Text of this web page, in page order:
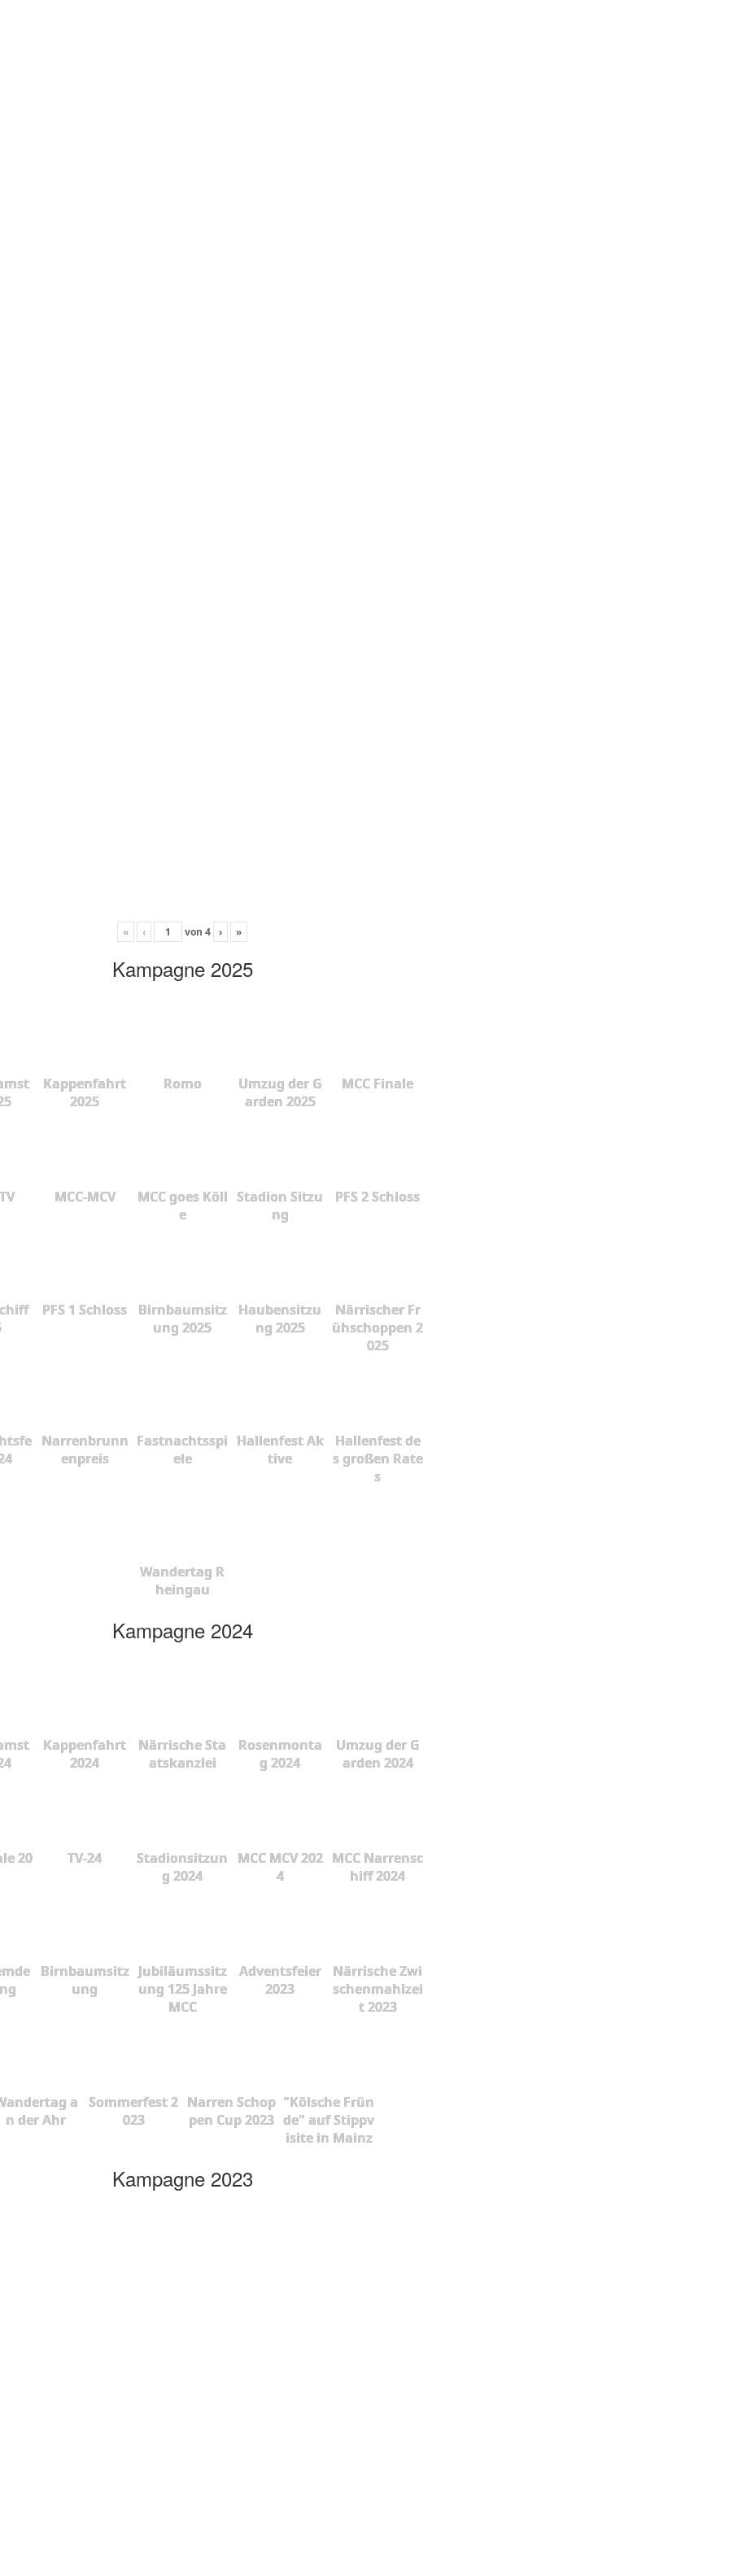
« ‹ von 4 › »
Kampagne 2025
Kappenfahrt
2025
Romo
Umzug der G
arden 2025
MCC Finale
MCC-MCV
MCC goes Köll
e
Stadion Sitzu
ng
PFS 2 Schloss
PFS 1 Schloss
Birnbaumsitz
ung 2025
Haubensitzu
ng 2025
Närrischer Fr
ühschoppen 2
025
Narrenbrunn
enpreis
Fastnachtsspi
ele
Hallenfest Ak
tive
Hallenfest de
s großen Rate
s
Wandertag R
heingau
Kampagne 2024
Kappenfahrt
2024
Närrische Sta
atskanzlei
Rosenmonta
g 2024
Umzug der G
arden 2024
20
TV-24
Stadionsitzun
g 2024
MCC MCV 202
4
MCC Narrensc
hiff 2024
Birnbaumsitz
ung
Jubiläumssitz
ung 125 Jahre
MCC
Adventsfeier
2023
Närrische Zwi
schenmahlzei
t 2023
a
n der Ahr
Sommerfest 2
023
Narren Schop
pen Cup 2023
"Kölsche Frün
de" auf Stippv
isite in Mainz
Kampagne 2023